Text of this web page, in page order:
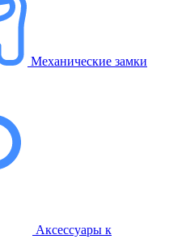
Механические замки
Аксессуары к